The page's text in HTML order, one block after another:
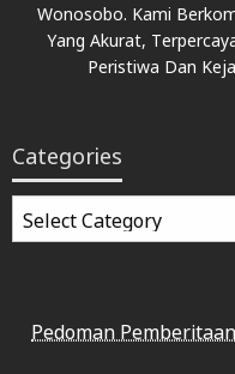
Wonosobo. Kami
Yang Akurat,
Peristiwa Dan
Categories
Categories
Pedoman